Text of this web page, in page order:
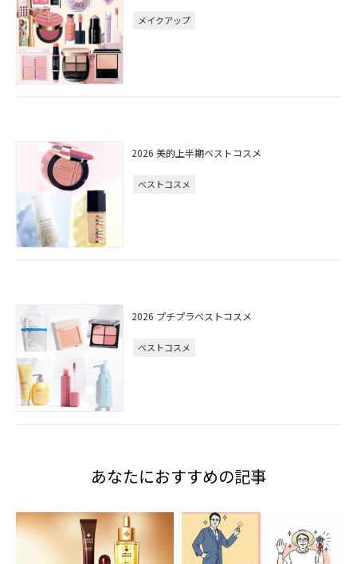
メイクアップ
2026 美的上半期ベストコスメ
ベストコスメ
2026 プチプラベストコスメ
ベストコスメ
あなたにおすすめの記事